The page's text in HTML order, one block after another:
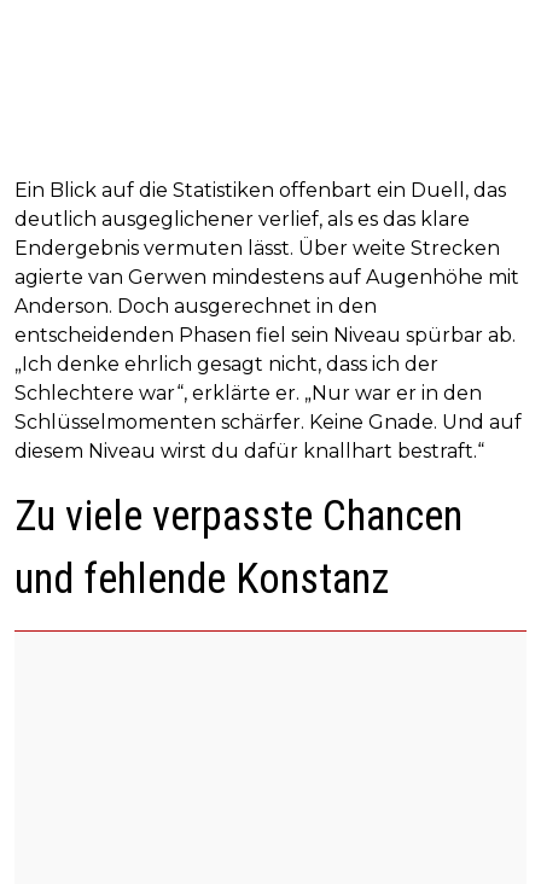
Ein Blick auf die Statistiken offenbart ein Duell, das
deutlich ausgeglichener verlief, als es das klare
Endergebnis vermuten lässt. Über weite Strecken
agierte van Gerwen mindestens auf Augenhöhe mit
Anderson. Doch ausgerechnet in den
entscheidenden Phasen fiel sein Niveau spürbar ab.
„Ich denke ehrlich gesagt nicht, dass ich der
Schlechtere war“, erklärte er. „Nur war er in den
Schlüsselmomenten schärfer. Keine Gnade. Und auf
diesem Niveau wirst du dafür knallhart bestraft.“
Zu viele verpasste Chancen
und fehlende Konstanz